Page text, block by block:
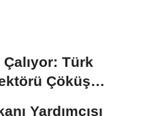
Türk
Çöküş
Yardımcısı